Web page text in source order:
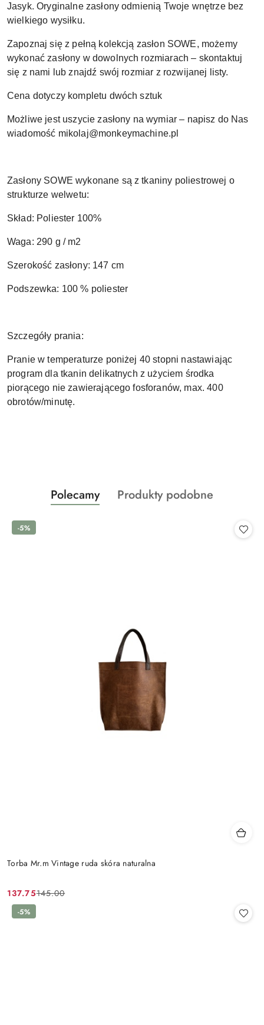
Jasyk. Oryginalne zasłony odmienią Twoje wnętrze bez
wielkiego wysiłku.
Zapoznaj się z pełną kolekcją zasłon SOWE, możemy
wykonać zasłony w dowolnych rozmiarach – skontaktuj
się z nami lub znajdź swój rozmiar z rozwijanej listy.
Cena dotyczy kompletu dwóch sztuk
Możliwe jest uszycie zasłony na wymiar – napisz do Nas
wiadomość mikolaj@monkeymachine.pl
Zasłony SOWE wykonane są z tkaniny poliestrowej o
strukturze welwetu:
Skład: Poliester 100%
Waga: 290 g / m2
Szerokość zasłony: 147 cm
Podszewka: 100 % poliester
Szczegóły prania:
Pranie w temperaturze poniżej 40 stopni nastawiając
program dla tkanin delikatnych z użyciem środka
piorącego nie zawierającego fosforanów, max. 400
obrotów/minutę.
Pomiń karuzelę produktów
Produkty
o
Polecamy
Produkty
Produkty podobne
Torba Mr.m Vintage ruda skóra naturalna
Cena
promocyjna:
137.75
Cena
przed
145.00
-5%
-5%